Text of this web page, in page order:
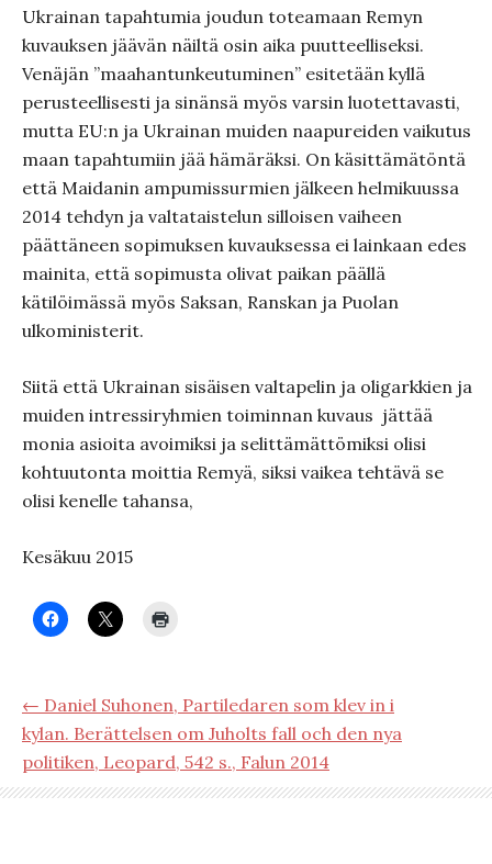
Ukrainan tapahtumia joudun toteamaan Remyn
kuvauksen jäävän näiltä osin aika puutteelliseksi.
Venäjän ”maahantunkeutuminen” esitetään kyllä
perusteellisesti ja sinänsä myös varsin luotettavasti,
mutta EU:n ja Ukrainan muiden naapureiden vaikutus
maan tapahtumiin jää hämäräksi. On käsittämätöntä
että Maidanin ampumissurmien jälkeen helmikuussa
2014 tehdyn ja valtataistelun silloisen vaiheen
päättäneen sopimuksen kuvauksessa ei lainkaan edes
mainita, että sopimusta olivat paikan päällä
kätilöimässä myös Saksan, Ranskan ja Puolan
ulkoministerit.
Siitä että Ukrainan sisäisen valtapelin ja oligarkkien ja
muiden intressiryhmien toiminnan kuvaus jättää
monia asioita avoimiksi ja selittämättömiksi olisi
kohtuutonta moittia Remyä, siksi vaikea tehtävä se
olisi kenelle tahansa,
Kesäkuu 2015
← Daniel Suhonen, Partiledaren som klev in i
kylan. Berättelsen om Juholts fall och den nya
politiken, Leopard, 542 s., Falun 2014